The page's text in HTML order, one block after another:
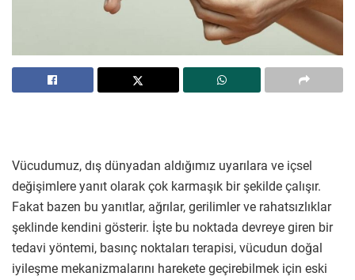
Vücudumuz, dış dünyadan aldığımız uyarılara ve içsel
değişimlere yanıt olarak çok karmaşık bir şekilde çalışır.
Fakat bazen bu yanıtlar, ağrılar, gerilimler ve rahatsızlıklar
şeklinde kendini gösterir. İşte bu noktada devreye giren bir
tedavi yöntemi, basınç noktaları terapisi, vücudun doğal
iyileşme mekanizmalarını harekete geçirebilmek için eski